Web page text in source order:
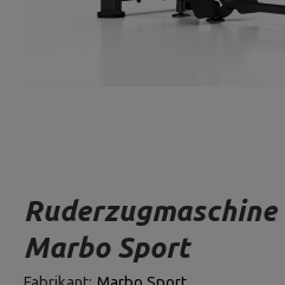
Ruderzugmaschine
Marbo Sport
Fabrikant: Marbo Sport